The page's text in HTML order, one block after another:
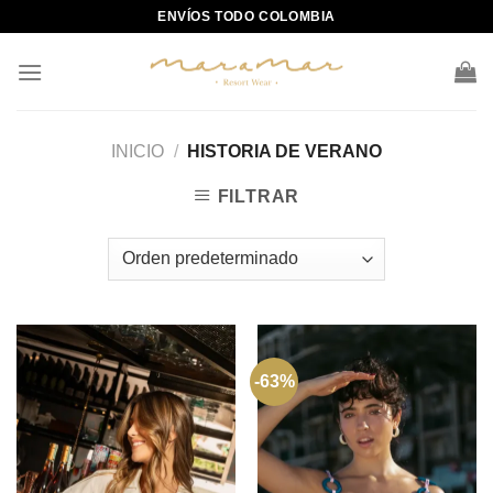
content
ENVÍOS TODO COLOMBIA
INICIO / HISTORIA DE VERANO
FILTRAR
-63%